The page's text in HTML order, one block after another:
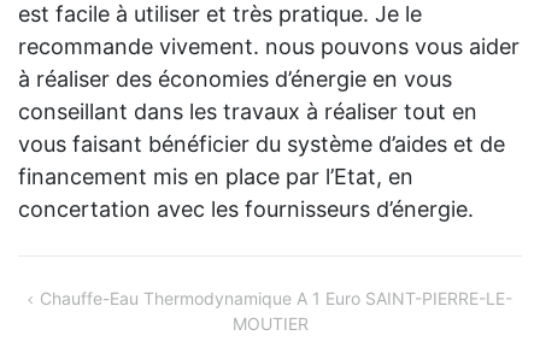
est facile à utiliser et très pratique. Je le
recommande vivement. nous pouvons vous aider
à réaliser des économies d’énergie en vous
conseillant dans les travaux à réaliser tout en
vous faisant bénéficier du système d’aides et de
financement mis en place par l’Etat, en
concertation avec les fournisseurs d’énergie.
Navigation
Chauffe-Eau Thermodynamique A 1 Euro SAINT-PIERRE-LE-
MOUTIER